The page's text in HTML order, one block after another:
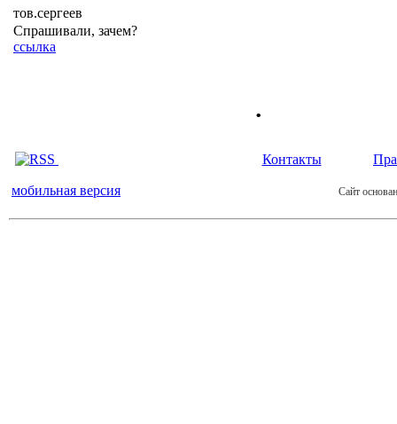
тов.сергеев
Спрашивали, зачем?
ссылка
.
Контакты
мобильная версия Сайт